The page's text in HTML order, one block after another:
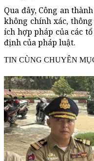
Qua đây, Công an
không chính xác,
ích hợp pháp của các
định của pháp luật.
TIN CÙNG CHUYÊN